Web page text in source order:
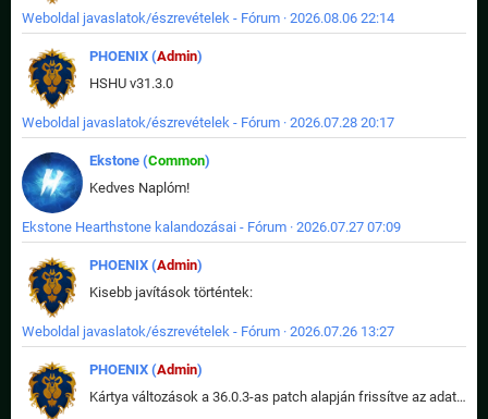
Weboldal javaslatok/észrevételek - Fórum · 2026.08.06 22:14
PHOENIX (Admin)
HSHU v31.3.0
Weboldal javaslatok/észrevételek - Fórum · 2026.07.28 20:17
Ekstone (Common)
Kedves Naplóm!
Ekstone Hearthstone kalandozásai - Fórum · 2026.07.27 07:09
PHOENIX (Admin)
Kisebb javítások történtek:
Weboldal javaslatok/észrevételek - Fórum · 2026.07.26 13:27
PHOENIX (Admin)
Kártya változások a 36.0.3-as patch alapján frissítve az adatbázisban (képek is cserélve).